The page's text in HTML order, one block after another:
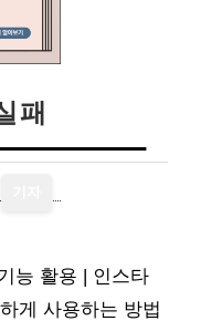
패
능 활용 | 인스타
게 사용하는 방법